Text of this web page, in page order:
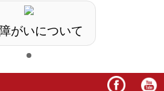
がいについて